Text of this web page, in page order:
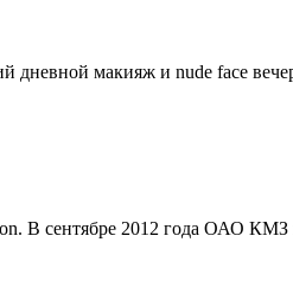
дневной макияж и nude face
В сентябре 2012 года ОАО КМЗ